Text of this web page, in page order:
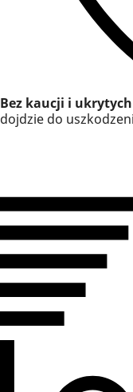
Bez kaucji i
dojdzie do